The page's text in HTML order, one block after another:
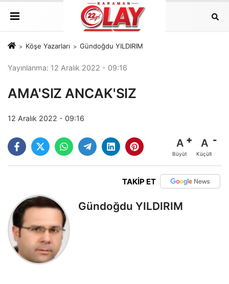
Köşe Yazarları Gündoğdu YILDIRIM
Yayınlanma: 12 Aralık 2022 - 09:16
AMA'SIZ ANCAK'SIZ
12 Aralık 2022 - 09:16
A
Büyüt
A
Küçült
TAKİP ET
Gündoğdu YILDIRIM